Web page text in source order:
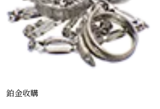
Alexandrite necklace 1.37 ct
鉑金收購